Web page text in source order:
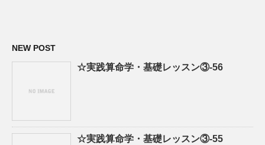
NEW POST
☆実践算命学・基礎レッスン③-56
☆実践算命学・基礎レッスン③-55